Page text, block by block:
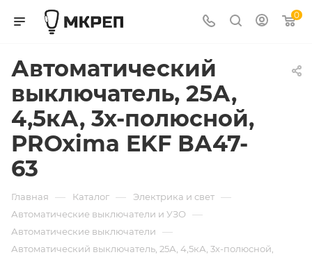
0
Автоматический
выключатель, 25А,
4,5кА, 3х-полюсной,
PROxima EKF ВА47-
63
Главная — Каталог — Электрика и свет —
Автоматические выключатели и УЗО —
Автоматические выключатели —
Автоматический выключатель, 25А, 4,5кА, 3х-полюсной,